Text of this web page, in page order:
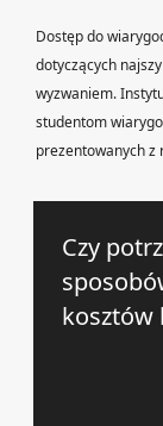
Dostęp do
dotyczących
wyzwaniem.
studentom
prezentowanych z
Czy
kosztów